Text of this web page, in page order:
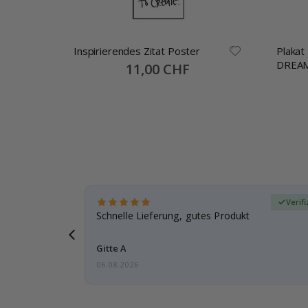
Inspirierendes Zitat Poster
Special
Price
11,00 CHF
Plakat – ITS ALL STARTS
Schnelle Lieferung, gutes Produkt
Gitte A
06.08.2026